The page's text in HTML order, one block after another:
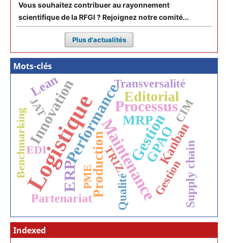
Vous souhaitez contribuer au rayonnement
scientifique de la RFGI ? Rejoignez notre comité...
Plus d'actualités
Mots-clés
LogistiqueMaintenance
Gestion
ERP
PerformanceProcessus
Innovation Editorial
GPAO
Production Kanban
MRP
Lean
Supply chain
Partenariat
CIM
Gestion
Qualité
Transversalité
Benchmarking TRIZ
PME
EDI
JAT
Indexed